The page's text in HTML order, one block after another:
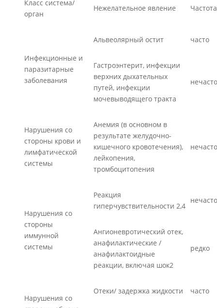
Класс система/
орган
Нежелательное явление
Инфекционные и
паразитарные
заболевания
Альвеолярный остит часто
Гастроэнтерит, инфекции
верхних дыхательных
путей, инфекции
мочевыводящего тракта
нечасто
Нарушения со
стороны крови и
лимфатической
системы
Анемия (в основном в
результате желудочно-
кишечного кровотечения),
лейкопения,
тромбоцитопения
нечасто
Нарушения со
стороны
иммунной
системы
Реакция
гиперчувствительности 2,4
нечасто
Ангионевротический отек,
анафилактические /
анафилактоидные
реакции, включая шок2
редко
Нарушения со
Отеки/ задержка жидкости часто